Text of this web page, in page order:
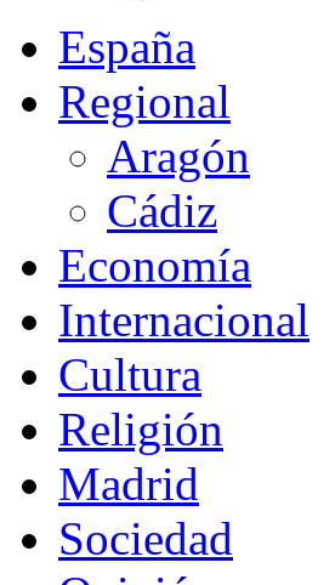
España
Regional
Aragón
Cádiz
Economía
Internacional
Cultura
Religión
Madrid
Sociedad